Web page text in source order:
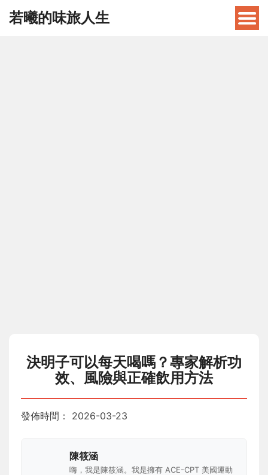
若曦的味旅人生
決明子可以每天喝嗎？專家解析功
效、風險與正確飲用方法
發佈時間： 2026-03-23
陳筱涵
嗨，我是陳筱涵。我是擁有 ACE-CPT 美國運動